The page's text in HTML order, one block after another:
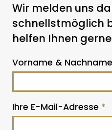
Wir melden uns
schnellstmöglich
helfen Ihnen
Vorname & Nachname
Ihre E-Mail-Adresse *